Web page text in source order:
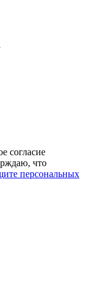
согласие
что
персональных